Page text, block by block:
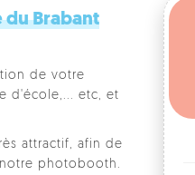
du Brabant
de votre
d'école,... etc, et
attractif, afin de
photobooth.